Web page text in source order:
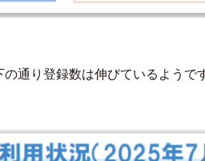
通り登録数は伸びているよう